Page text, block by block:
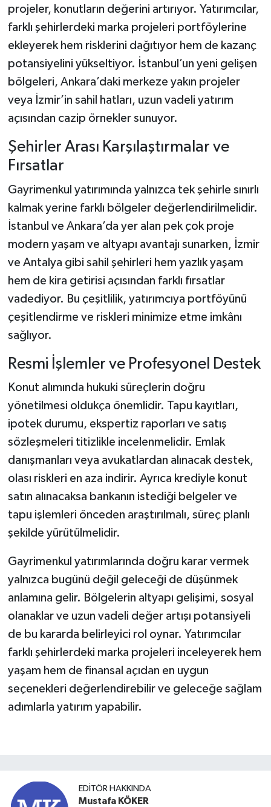
projeler, konutların değerini artırıyor. Yatırımcılar,
farklı şehirlerdeki marka projeleri portföylerine
ekleyerek hem risklerini dağıtıyor hem de kazanç
potansiyelini yükseltiyor. İstanbul’un yeni gelişen
bölgeleri, Ankara’daki merkeze yakın projeler
veya İzmir’in sahil hatları, uzun vadeli yatırım
açısından cazip örnekler sunuyor.
Şehirler Arası Karşılaştırmalar ve
Fırsatlar
Gayrimenkul yatırımında yalnızca tek şehirle sınırlı
kalmak yerine farklı bölgeler değerlendirilmelidir.
İstanbul ve Ankara’da yer alan pek çok proje
modern yaşam ve altyapı avantajı sunarken, İzmir
ve Antalya gibi sahil şehirleri hem yazlık yaşam
hem de kira getirisi açısından farklı fırsatlar
vadediyor. Bu çeşitlilik, yatırımcıya portföyünü
çeşitlendirme ve riskleri minimize etme imkânı
sağlıyor.
Resmi İşlemler ve Profesyonel Destek
Konut alımında hukuki süreçlerin doğru
yönetilmesi oldukça önemlidir. Tapu kayıtları,
ipotek durumu, ekspertiz raporları ve satış
sözleşmeleri titizlikle incelenmelidir. Emlak
danışmanları veya avukatlardan alınacak destek,
olası riskleri en aza indirir. Ayrıca krediyle konut
satın alınacaksa bankanın istediği belgeler ve
tapu işlemleri önceden araştırılmalı, süreç planlı
şekilde yürütülmelidir.
Gayrimenkul yatırımlarında doğru karar vermek
yalnızca bugünü değil geleceği de düşünmek
anlamına gelir. Bölgelerin altyapı gelişimi, sosyal
olanaklar ve uzun vadeli değer artışı potansiyeli
de bu kararda belirleyici rol oynar. Yatırımcılar
farklı şehirlerdeki marka projeleri inceleyerek hem
yaşam hem de finansal açıdan en uygun
seçenekleri değerlendirebilir ve geleceğe sağlam
adımlarla yatırım yapabilir.
EDITÖR HAKKINDA
Mustafa KÖKER